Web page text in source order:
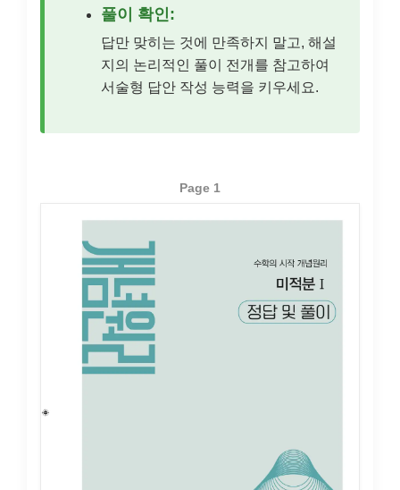
풀이 확인:
답만 맞히는 것에 만족하지 말고, 해설
지의 논리적인 풀이 전개를 참고하여
서술형 답안 작성 능력을 키우세요.
Page 1